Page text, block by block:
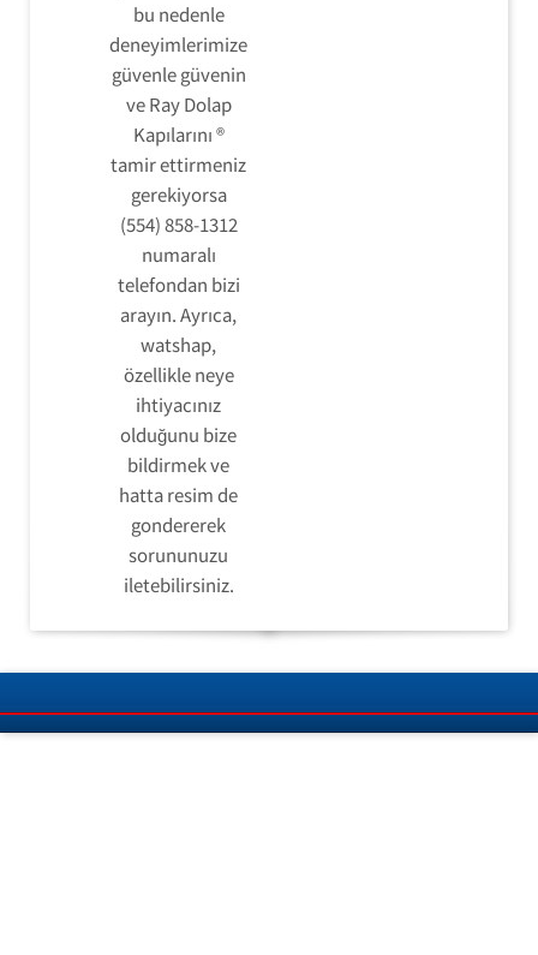
bu nedenle
deneyimlerimize
güvenle güvenin
ve Ray Dolap
Kapılarını ®
tamir ettirmeniz
gerekiyorsa
(554) 858-1312
numaralı
telefondan bizi
arayın. Ayrıca,
watshap,
özellikle neye
ihtiyacınız
olduğunu bize
bildirmek ve
hatta resim de
gondererek
sorununuzu
iletebilirsiniz.